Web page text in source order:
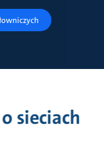
sieciach